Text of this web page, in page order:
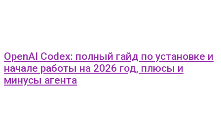
OpenAI Codex: полный гайд по установке и
начале работы на 2026 год, плюсы и
минусы агента